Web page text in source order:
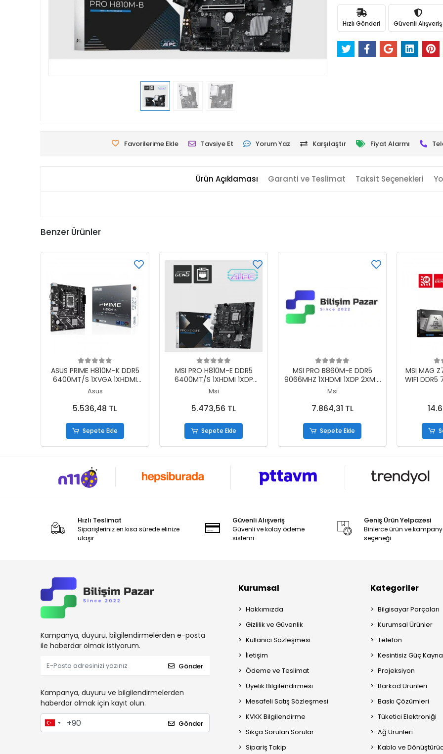
Hızlı Gönderi Güvenli Alışveriş
Favorilerime Ekle Tavsiye Et Yorum Yaz Karşılaştır Fiyat Alarmı
Ürün Açıklaması Garanti ve Teslimat Taksit Seçenekleri
Benzer Ürünler
Sepete Ekle
ASUS PRIME H810M-K DDR5
6400MT/S 1XVGA 1XHDMI
1XM.2 1851P MATX (INTEL
2)
Asus
5.536,48 TL
Sepete Ekle
Sepete Ekle
MSI PRO H810M-E DDR5
6400MT/S 1XHDMI 1XDP
1XM.2 USB 3.2 MATX 1851P
SERIES 2)
Msi
5.473,56 TL
Sepete Ekle
Sepete Ekle
MSI PRO B860M-E DDR5
9066MHZ 1XHDMI 1XDP 2XM.2
USB MATX 1851P(INTEL ULTRA
Msi
7.864,31 TL
Sepete Ekle
MSI MAG
WIFI DDR5
1XDP
Hızlı Teslimat
Siparişleriniz en kısa sürede elinize
ulaşır.
Güvenli Alışveriş
Güvenli ve kolay ödeme
sistemi
Geniş Ürün Yelpazesi
Binlerce ürün ve
seçeneği
Kampanya, duyuru, bilgilendirmelerden e-posta
ile haberdar olmak istiyorum.
Gönder
Kampanya, duyuru ve bilgilendirmelerden
haberdar olmak için kayıt olun.
Gönder
Kurumsal
Hakkımızda
Gizlilik ve Güvenlik
Kullanıcı Sözleşmesi
İletişim
Ödeme ve Teslimat
Üyelik Bilgilendirmesi
Mesafeli Satış Sözleşmesi
KVKK Bilgilendirme
Sıkça Sorulan Sorular
Sipariş Takip
Kategoriler
Bilgisayar Parçaları
Kurumsal Ürünler
Telefon
Kesintisiz Güç
Projeksiyon
Barkod Ürünleri
Baskı Çözümleri
Tüketici Elektroniği
Ağ Ürünleri
Kablo ve